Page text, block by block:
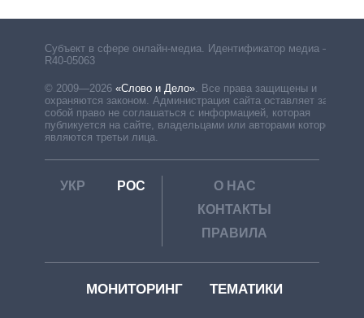
Субъект в сфере онлайн-медиа. Идентификатор медиа –
R40-05063
© 2009—2026 «Слово и Дело». Все права защищены и
охраняются законом. Администрация сайта оставляет за
собой право не соглашаться с информацией, которая
публикуется на сайте, владельцами или авторами которой
являются третьи лица.
УКР РОС
О НАС
КОНТАКТЫ
ПРАВИЛА
МОНИТОРИНГ ТЕМАТИКИ